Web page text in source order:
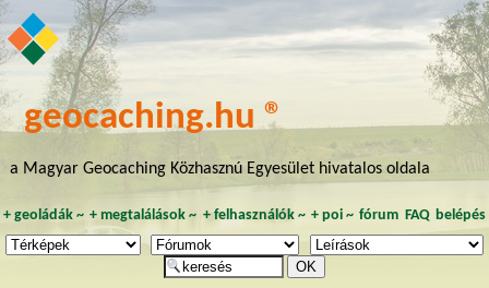
geocaching.hu ®
a Magyar Geocaching Közhasznú Egyesület hivatalos oldala
+ geoládák~ +megtalálások ~ + felhasználók~ + poi~ fórum FAQ belépés